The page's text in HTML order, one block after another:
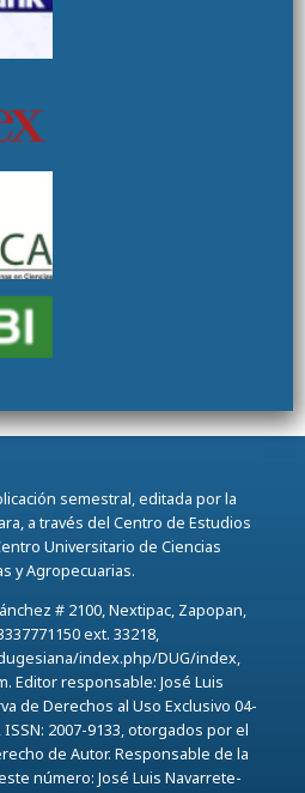
semestral, editada por la
a través del Centro de Estudios
Universitario de Ciencias
y Agropecuarias.
# 2100, Nextipac, Zapopan,
ext. 33218,
index.php/DUG/index,
Editor responsable: José Luis
de Derechos al Uso Exclusivo 04-
ISSN: 2007-9133, otorgados por el
de Autor. Responsable de la
número: José Luis Navarrete-